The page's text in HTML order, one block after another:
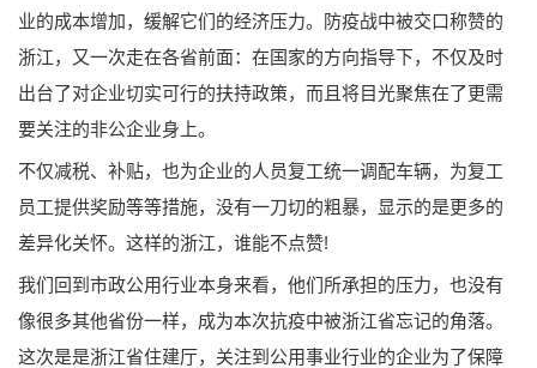
业的成本增加，缓解它们的经济压力。防疫战中被交口称赞的
浙江，又一次走在各省前面：在国家的方向指导下，不仅及时
出台了对企业切实可行的扶持政策，而且将目光聚焦在了更需
要关注的非公企业身上。
不仅减税、补贴，也为企业的人员复工统一调配车辆，为复工
员工提供奖励等等措施，没有一刀切的粗暴，显示的是更多的
差异化关怀。这样的浙江，谁能不点赞!
我们回到市政公用行业本身来看，他们所承担的压力，也没有
像很多其他省份一样，成为本次抗疫中被浙江省忘记的角落。
这次是是浙江省住建厅，关注到公用事业行业的企业为了保障